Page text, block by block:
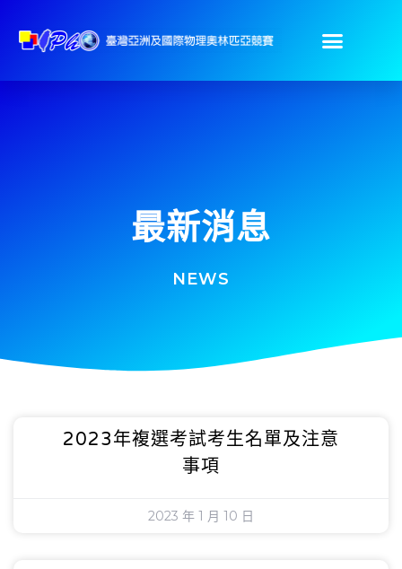
最新消息
NEWS
2023年複選考試考生名單及注意
事項
2023 年 1 月 10 日